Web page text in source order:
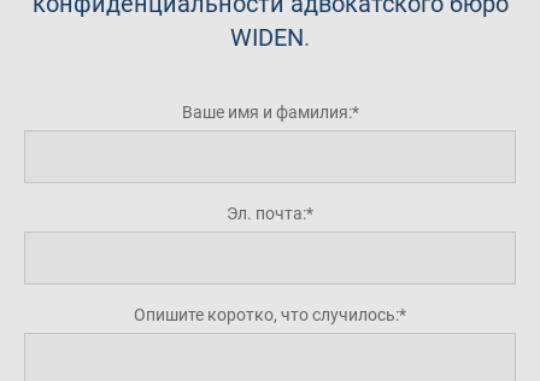
WIDEN.
Ваше имя и фамилия:
Эл. почта:
Опишите коротко, что случилось: